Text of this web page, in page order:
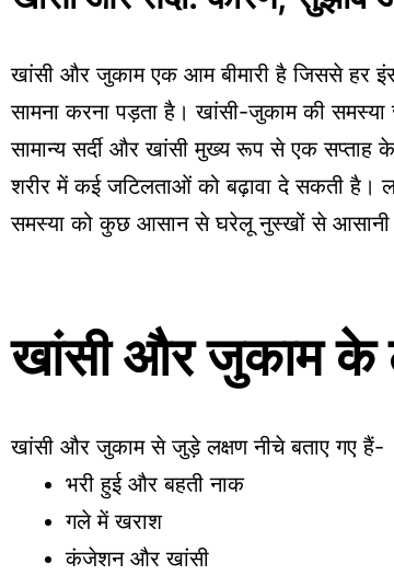
खांसी और जुकाम एक आम बीमारी है जिससे हर
सामना करना पड़ता है। खांसी-जुकाम की
सामान्य सर्दी और खांसी मुख्य रूप से एक सप्ताह
शरीर में कई जटिलताओं को बढ़ावा दे सकती है।
समस्या को कुछ आसान से घरेलू नुस्खों से आसानी
खांसी और जुकाम के
खांसी और जुकाम से जुड़े लक्षण नीचे बताए गए हैं-
भरी हुई और बहती नाक
गले में खराश
कंजेशन और खांसी